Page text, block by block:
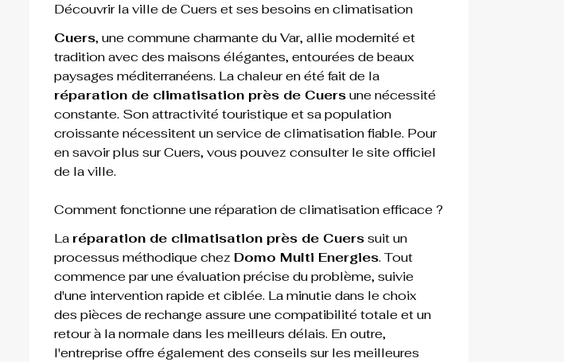
Découvrir la ville de Cuers et ses besoins en climatisation
Cuers, une commune charmante du Var, allie modernité et
tradition avec des maisons élégantes, entourées de beaux
paysages méditerranéens. La chaleur en été fait de la
réparation de climatisation près de Cuers une nécessité
constante. Son attractivité touristique et sa population
croissante nécessitent un service de climatisation fiable. Pour
en savoir plus sur Cuers, vous pouvez consulter le site officiel
de la ville.
Comment fonctionne une réparation de climatisation efficace ?
La réparation de climatisation près de Cuers suit un
processus méthodique chez Domo Multi Energies. Tout
commence par une évaluation précise du problème, suivie
d'une intervention rapide et ciblée. La minutie dans le choix
des pièces de rechange assure une compatibilité totale et un
retour à la normale dans les meilleurs délais. En outre,
l'entreprise offre également des conseils sur les meilleures